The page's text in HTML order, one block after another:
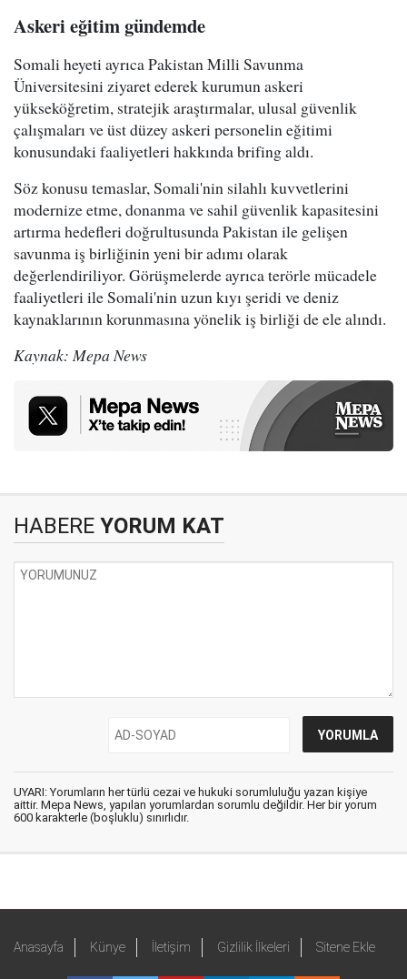
Askeri eğitim gündemde
Somali heyeti ayrıca Pakistan Milli Savunma
Üniversitesini ziyaret ederek kurumun askeri
yükseköğretim, stratejik araştırmalar, ulusal güvenlik
çalışmaları ve üst düzey askeri personelin eğitimi
konusundaki faaliyetleri hakkında brifing aldı.
Söz konusu temaslar, Somali'nin silahlı kuvvetlerini
modernize etme, donanma ve sahil güvenlik kapasitesini
artırma hedefleri doğrultusunda Pakistan ile gelişen
savunma iş birliğinin yeni bir adımı olarak
değerlendiriliyor. Görüşmelerde ayrıca terörle mücadele
faaliyetleri ile Somali'nin uzun kıyı şeridi ve deniz
kaynaklarının korunmasına yönelik iş birliği de ele alındı.
Kaynak: Mepa News
HABERE YORUM KAT
UYARI: Yorumların her türlü cezai ve hukuki sorumluluğu yazan kişiye
aittir. Mepa News, yapılan yorumlardan sorumlu değildir. Her bir yorum
600 karakterle (boşluklu) sınırlıdır.
Anasayfa Künye İletişim Gizlilik İlkeleri Sitene Ekle